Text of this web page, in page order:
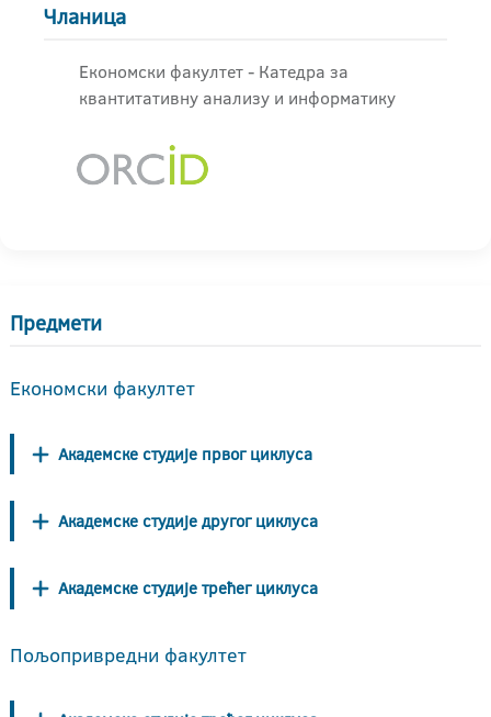
Чланица
Економски факултет - Катедра за
квантитативну анализу и информатику
Предмети
Економски факултет
Академске студије првог циклуса
Академске студије другог циклуса
Академске студије трећег циклуса
Пољопривредни факултет